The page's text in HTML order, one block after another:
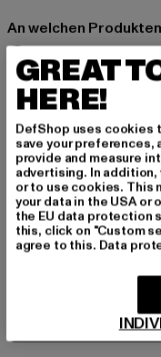
An welchen
MÄNNER
FRAUEN
E-MAIL
Informationen dazu, wie
in unserer
abmelden.
GREAT
HERE!
DefShop uses cookies
save your preferences,
provide and measure
advertising. In
or to use cookies. This
your data in the USA or
the EU data protection
this, click on "Custom
agree to this. Data